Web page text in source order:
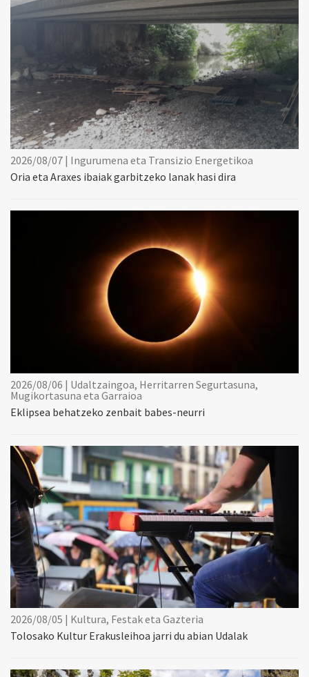
2026/08/07 | Ingurumena eta Transizio Energetikoa
Oria eta Araxes ibaiak garbitzeko lanak hasi dira
2026/08/06 | Udaltzaingoa, Herritarren Segurtasuna,
Mugikortasuna eta Garraioa
Eklipsea behatzeko zenbait babes-neurri
2026/08/05 | Kultura, Festak eta Gazteria
Tolosako Kultur Erakusleihoa jarri du abian Udalak